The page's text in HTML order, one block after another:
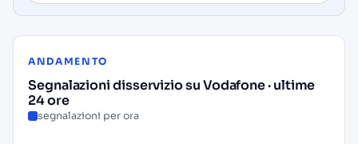
ANDAMENTO
Segnalazioni disservizio su Vodafone · ultime
24 ore
segnalazioni per ora